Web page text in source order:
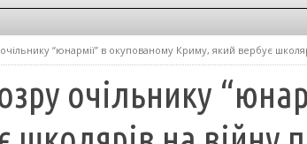
“юнармії” в окупованому Криму, який вербує
очільнику